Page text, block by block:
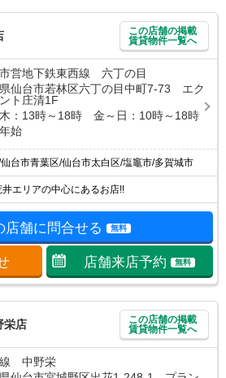
この店舗の掲載
賃貸物件一覧へ
営地下鉄東西線 六丁の目
仙台市若林区六丁の目中町7-73 エク
ト庄清1F
木：13時～18時 金～日：10時～18時
始
台市青葉区/仙台市太白区/塩竈市/多賀城市
エリアの中心にあるお店!!
店舗に問合せる 無料
店舗来店予約 無料
栄店
この店舗の掲載
賃貸物件一覧へ
中野栄